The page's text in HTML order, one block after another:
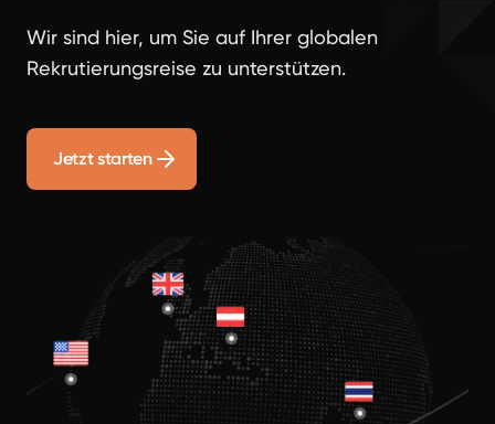
Wir sind hier, um Sie auf Ihrer globalen
Rekrutierungsreise zu unterstützen.
Jetzt starten